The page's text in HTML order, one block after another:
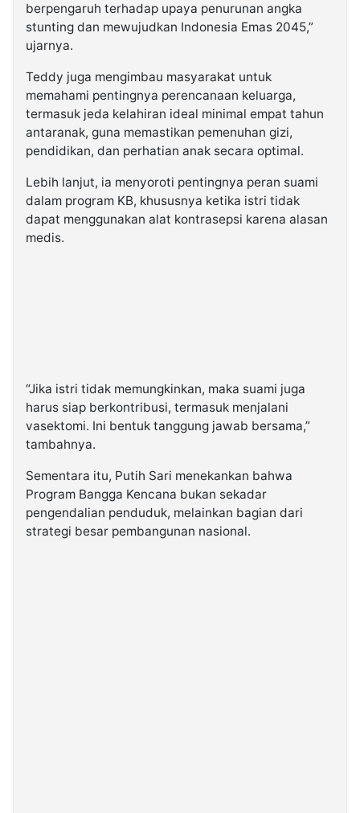
berpengaruh terhadap upaya penurunan angka
stunting dan mewujudkan Indonesia Emas 2045,”
ujarnya.
Teddy juga mengimbau masyarakat untuk
memahami pentingnya perencanaan keluarga,
termasuk jeda kelahiran ideal minimal empat tahun
antaranak, guna memastikan pemenuhan gizi,
pendidikan, dan perhatian anak secara optimal.
Lebih lanjut, ia menyoroti pentingnya peran suami
dalam program KB, khususnya ketika istri tidak
dapat menggunakan alat kontrasepsi karena alasan
medis.
“Jika istri tidak memungkinkan, maka suami juga
harus siap berkontribusi, termasuk menjalani
vasektomi. Ini bentuk tanggung jawab bersama,”
tambahnya.
Sementara itu, Putih Sari menekankan bahwa
Program Bangga Kencana bukan sekadar
pengendalian penduduk, melainkan bagian dari
strategi besar pembangunan nasional.